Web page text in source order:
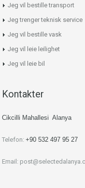
Jeg vil bestille transport
Jeg trenger teknisk service
Jeg vil bestille vask
Jeg vil leie leilighet
Jeg vil leie bil
Kontakter
Cikcilli Mahallesi Alanya
Telefon: +90 532 497 95 27
Email: